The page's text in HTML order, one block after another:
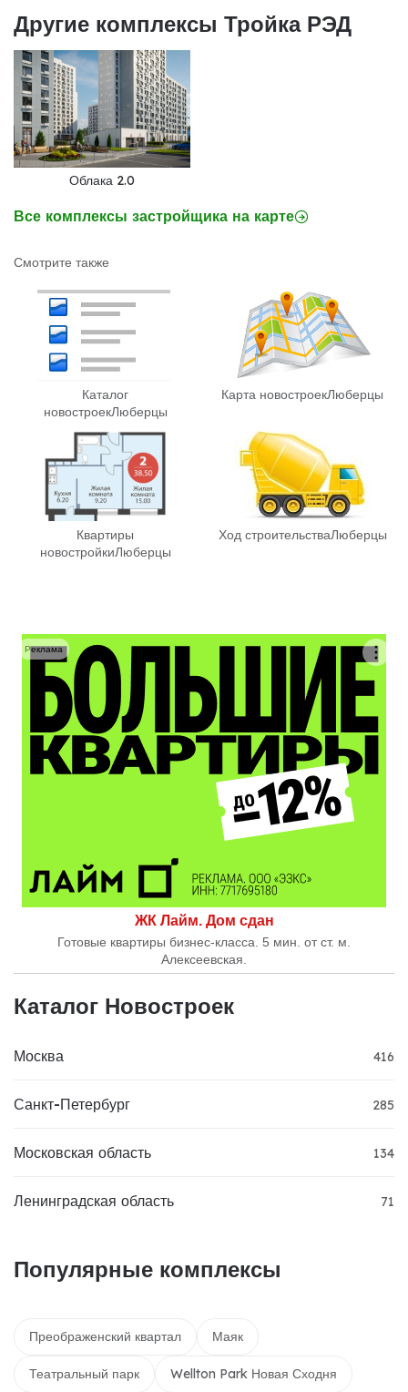
Другие комплексы Тройка РЭД
Облака 2.0
Все комплексы застройщика на карте
Смотрите также
Каталог
новостроекЛюберцы
Карта новостроекЛюберцы
Квартиры
новостройкиЛюберцы
Ход строительстваЛюберцы
ЖК Лайм. Дом сдан
Готовые квартиры бизнес-класса. 5 мин. от ст. м.
Алексеевская.
Реклама
Каталог Новостроек
Москва 416
Санкт-Петербург 285
Московская область 134
Ленинградская область 71
Популярные комплексы
Преображенский квартал Маяк
Театральный парк Wellton Park Новая Сходня